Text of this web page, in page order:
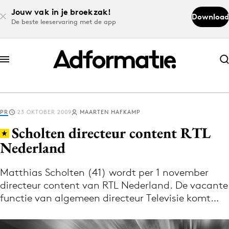
Jouw vak in je broekzak!
De beste leeservaring met de app
Download
Abonneer nu
Abonneer nu
Log in
Volg het laatste nieuws via de Adformatie
Nieuws app
PR 23 OKTOBER 2009 MAARTEN HAFKAMP
Scholten directeur content RTL
Nederland
Matthias Scholten (41) wordt per 1 november
directeur content van RTL Nederland. De vacante
functie van algemeen directeur Televisie komt…